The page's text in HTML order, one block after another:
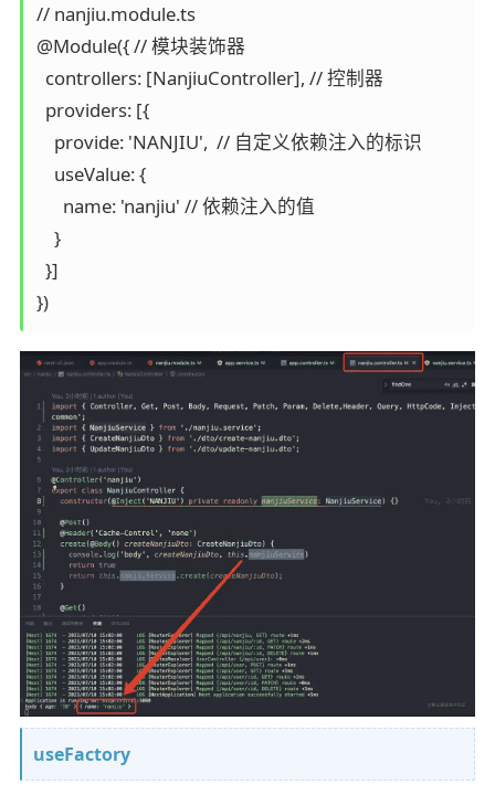
// nanjiu.module.ts
@Module({ // 模块装饰器
  controllers: [NanjiuController], // 控制器
  providers: [{
    provide: 'NANJIU',  // 自定义依赖注入的标识
    useValue: {
      name: 'nanjiu' // 依赖注入的值
    }
  }]
})
useFactory